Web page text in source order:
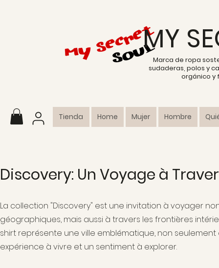
MY
Marca de ropa
sudaderas, polos y
orgánico y
Tienda Home Mujer Hombre
Discovery: Un Voyage à
La collection "Discovery" est une invitation à voyager
géographiques, mais aussi à travers les frontières
shirt représente une ville emblématique, non
expérience à vivre et un sentiment à explorer.